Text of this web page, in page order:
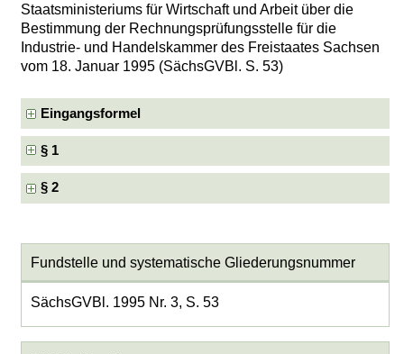
Staatsministeriums für Wirtschaft und Arbeit über die
Bestimmung der Rechnungsprüfungsstelle für die
Industrie- und Handelskammer des Freistaates Sachsen
vom 18. Januar 1995 (SächsGVBl. S. 53)
Eingangsformel
§ 1
§ 2
Fundstelle und systematische Gliederungsnummer
SächsGVBl. 1995 Nr. 3, S. 53